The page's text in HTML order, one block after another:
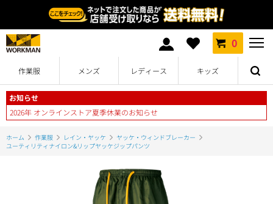
0
作業服 メンズ レディース キッズ
お知らせ
2026年 オンラインストア夏季休業のお知らせ
ホーム 作業服 レイン・ヤッケ
ヤッケ・ウィンドブレーカー
ユーティリティナイロン&リップヤッケジップパンツ